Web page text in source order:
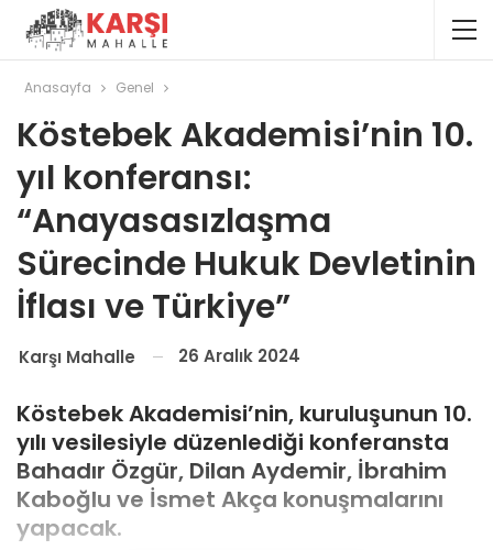
Anasayfa Genel
Köstebek Akademisi’nin 10.
yıl konferansı:
“Anayasasızlaşma
Sürecinde Hukuk Devletinin
İflası ve Türkiye”
Karşı Mahalle 26 Aralık 2024
Köstebek Akademisi’nin, kuruluşunun 10.
yılı vesilesiyle düzenlediği konferansta
Bahadır Özgür, Dilan Aydemir, İbrahim
Kaboğlu ve İsmet Akça konuşmalarını
yapacak.